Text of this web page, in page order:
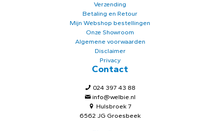
Verzending
Betaling en Retour
Mijn Webshop bestellingen
Onze Showroom
Algemene voorwaarden
Disclaimer
Privacy
Contact
024 397 43 88
info@welbie.nl
Hulsbroek 7
6562 JG Groesbeek